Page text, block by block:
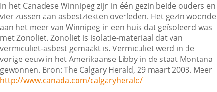
Veelgestelde vragen
Contactgegevens
Zoeken
In het Canadese Winnipeg zijn in één gezin beide ouders en
vier zussen aan asbestziekten overleden. Het gezin woonde
aan het meer van Winnipeg in een huis dat geïsoleerd was
met Zonoliet. Zonoliet is isolatie-materiaal dat van
vermiculiet-asbest gemaakt is. Vermiculiet werd in de
vorige eeuw in het Amerikaanse Libby in de staat Montana
gewonnen. Bron: The Calgary Herald, 29 maart 2008. Meer
http://www.canada.com/calgaryherald/